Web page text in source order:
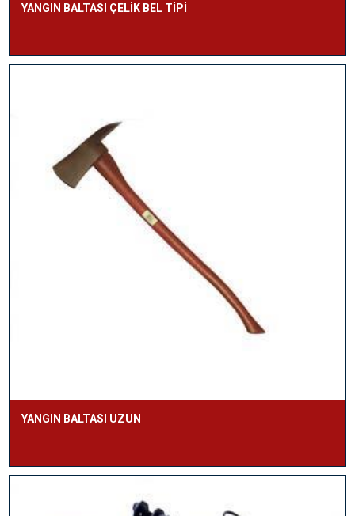
YANGIN BALTASI ÇELİK BEL TİPİ
YANGIN BALTASI UZUN